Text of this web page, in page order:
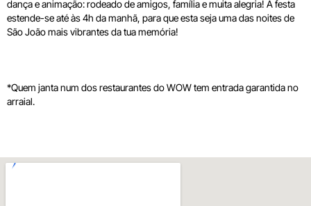
dança e animação: rodeado de amigos, família e muita alegria! A festa
estende-se até às 4h da manhã, para que esta seja uma das noites de
São João mais vibrantes da tua memória!
*Quem janta num dos restaurantes do WOW tem entrada garantida no
arraial.